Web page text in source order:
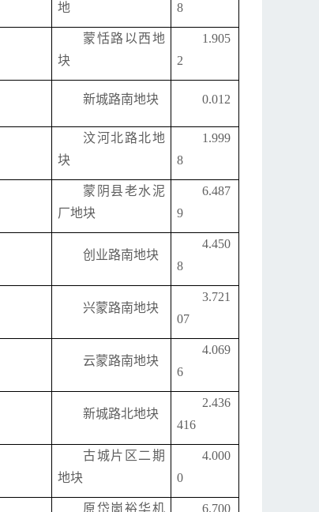
地
8
蒙恬路以西地
块
1.905
2
新城路南地块 0.012
汶河北路北地
块
1.999
8
蒙阴县老水泥
厂地块
6.487
9
创业路南地块
4.450
8
兴蒙路南地块
3.721
07
云蒙路南地块
4.069
6
新城路北地块
2.436
416
古城片区二期
地块
4.000
0
原岱崮裕华机 6.700